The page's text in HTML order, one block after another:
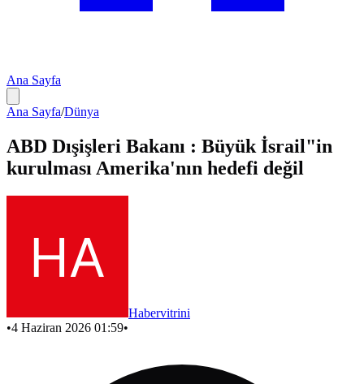
Ana Sayfa
Ana Sayfa/Dünya
ABD Dışişleri Bakanı : Büyük İsrail"in
kurulması Amerika'nın hedefi değil
Habervitrini
•4 Haziran 2026 01:59•